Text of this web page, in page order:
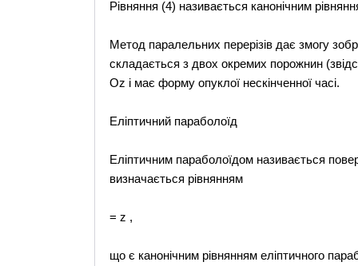
Рівняння (4) називається канонічним
Метод паралельних перерізів дає змогу
складається з двох окремих порожнин
Оz і має форму опуклої нескінченної часі.
Еліптичний параболоїд
Еліптичним параболоїдом називається
визначається рівнянням
= z ,
що є канонічним рівнянням еліптичного